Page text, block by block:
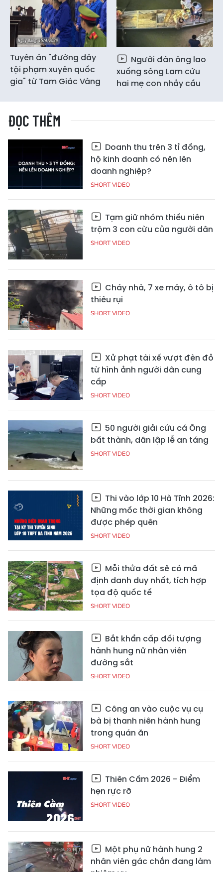
Tuyên án "đường dây
tội phạm xuyên quốc
gia" từ Tam Giác Vàng
Người đàn ông lao
xuống sông Lam cứu
hai mẹ con nhảy cầu
ĐỌC THÊM
Doanh thu trên 3 tỉ đồng,
hộ kinh doanh có nên lên
doanh nghiệp?
SHORT VIDEO
Tạm giữ nhóm thiếu niên
trộm 3 con cừu của người dân
SHORT VIDEO
Cháy nhà, 7 xe máy, ô tô bị
thiêu rụi
SHORT VIDEO
Xử phạt tài xế vượt đèn đỏ
từ hình ảnh người dân cung
cấp
SHORT VIDEO
50 người giải cứu cá Ông
bất thành, dân lập lễ an táng
SHORT VIDEO
Thi vào lớp 10 Hà Tĩnh 2026:
Những mốc thời gian không
được phép quên
SHORT VIDEO
Mỗi thửa đất sẽ có mã
định danh duy nhất, tích hợp
tọa độ quốc tế
SHORT VIDEO
Bắt khẩn cấp đối tượng
hành hung nữ nhân viên
đường sắt
SHORT VIDEO
Công an vào cuộc vụ cụ
bà bị thanh niên hành hung
trong quán ăn
SHORT VIDEO
Thiên Cầm 2026 - Điểm
hẹn rực rỡ
SHORT VIDEO
Một phụ nữ hành hung 2
nhân viên gác chắn đang làm